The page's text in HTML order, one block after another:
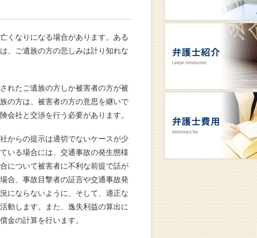
くなりになる場合があります。ある
、ご遺族の方の悲しみは計り知れな
れたご遺族の方しか被害者の方が被
の方は、被害者の方の意思を継いで
会社と交渉を行う必要があります。
からの提示は適切でないケースが少
いる場合には、交通事故の発生態様
について被害者に不利な前提で話が
合、事故目撃者の証言や交通事故発
にならないように、そして、適正な
動します。また、逸失利益の算出に
金の計算を行います。